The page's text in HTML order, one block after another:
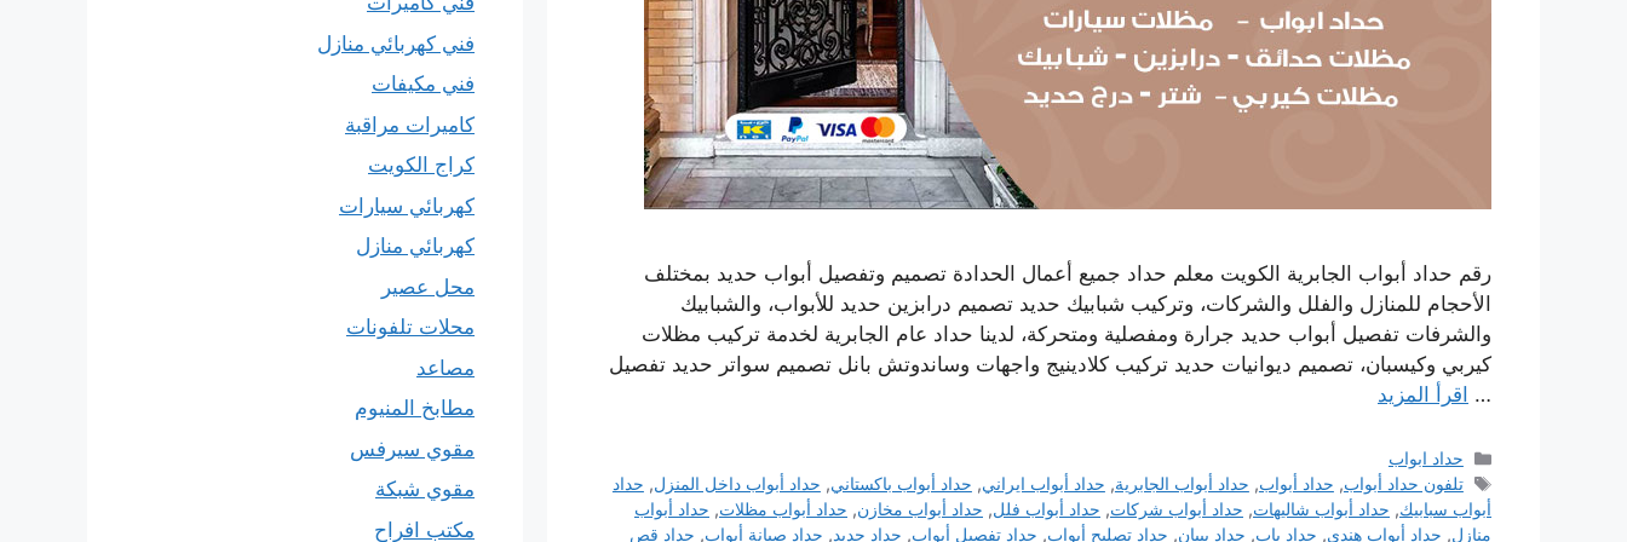
رقم حداد أبواب الجابرية الكويت معلم حداد جميع أعمال الحدادة تصميم وتفصيل أبواب حديد بمختلف
الأحجام للمنازل والفلل والشركات، وتركيب شبابيك حديد تصميم درابزين حديد للأبواب، والشبابيك
والشرفات تفصيل أبواب حديد جرارة ومفصلية ومتحركة، لدينا حداد عام الجابرية لخدمة تركيب مظلات
كيربي وكيسبان، تصميم ديوانيات حديد تركيب كلادينيج واجهات وساندوتش بانل تصميم سواتر حديد تفصيل
… اقرأ المزيد
التصنيفات
حداد ابواب
الوسوم
تلفون حداد أبواب, حداد أبواب, حداد أبواب الجابرية, حداد أبواب ايراني, حداد أبواب باكستاني, حداد أبواب داخل المنزل, حداد
أبواب سبابيك, حداد أبواب شاليهات, حداد أبواب شركات, حداد أبواب فلل, حداد أبواب مخازن, حداد أبواب مظلات, حداد أبواب
منازل, حداد أبواب هندي, حداد باب, حداد بيبان, حداد تصليح أبواب, حداد تفصيل أبواب, حداد حديد, حداد صيانة أبواب, حداد قص
فني كهربائي منازل
فني مكيفات
كاميرات مراقبة
كراج الكويت
كهربائي سيارات
كهربائي منازل
محل عصير
محلات تلفونات
مصاعد
مطابخ المنيوم
مقوي سيرفس
مقوي شبكة
مكتب افراح